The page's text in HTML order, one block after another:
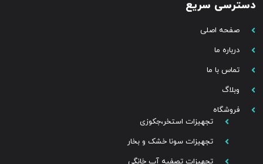
دسترسی سریع
صفحه اصلی
درباره ما
تماس با ما
وبلاگ
فروشگاه
تجهیزات استخر،جکوزی
تجهیزات سونا خشک و بخار
تجهیزات تصفیه آب خانگی